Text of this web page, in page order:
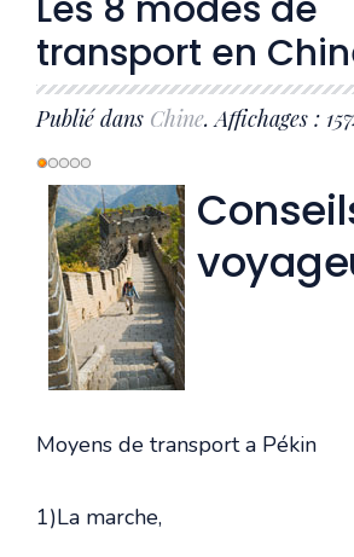
transport en
Publié dans Chine. Affichages :
Vote
utilisateur:1/5
Moyens de transport a Pékin
1)La marche,